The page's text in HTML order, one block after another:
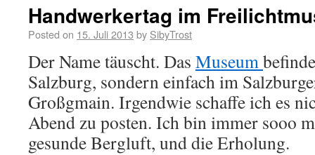
Handwerkertag im
Posted on 15. Juli 2013 by SibyTrost
Der Name täuscht. Das Museum
Salzburg, sondern einfach im
Großgmain. Irgendwie schaffe ich es
Abend zu posten. Ich bin immer sooo
gesunde Bergluft, und die Erholung.